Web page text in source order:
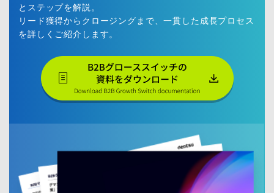
とステップを解説。
リード獲得からクロージングまで、一貫した成長プロセス
を詳しくご紹介します。